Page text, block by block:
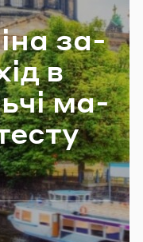
за­
в
ма­
пароль?